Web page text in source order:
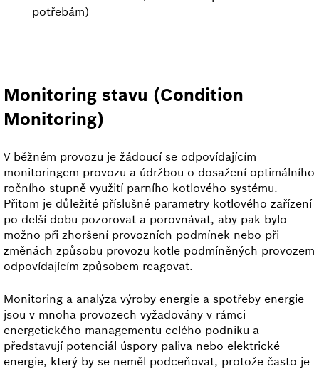
potřebám)
Monitoring stavu (Condition
Monitoring)
V běžném provozu je žádoucí se odpovídajícím
monitoringem provozu a údržbou o dosažení optimálního
ročního stupně využití parního kotlového systému.
Přitom je důležité příslušné parametry kotlového zařízení
po delší dobu pozorovat a porovnávat, aby pak bylo
možno při zhoršení provozních podmínek nebo při
změnách způsobu provozu kotle podmíněných provozem
odpovídajícím způsobem reagovat.
Monitoring a analýza výroby energie a spotřeby energie
jsou v mnoha provozech vyžadovány v rámci
energetického managementu celého podniku a
představují potenciál úspory paliva nebo elektrické
energie, který by se neměl podceňovat, protože často je